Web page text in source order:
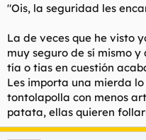
"Ois, la seguridad les
La de veces que he visto
muy seguro de sí mismo
tía o tias en cuestión
Les importa una mierda
tontolapolla con menos
patata, ellas quieren